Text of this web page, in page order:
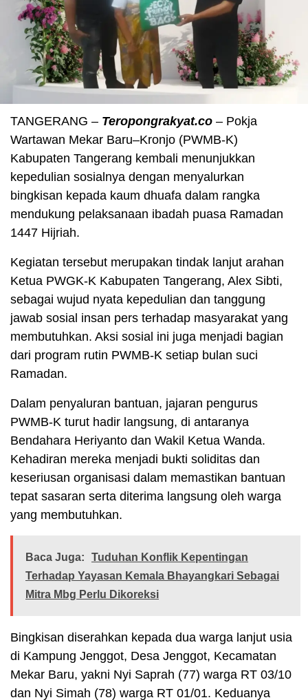
TANGERANG – Teropongrakyat.co – Pokja
Wartawan Mekar Baru–Kronjo (PWMB-K)
Kabupaten Tangerang kembali menunjukkan
kepedulian sosialnya dengan menyalurkan
bingkisan kepada kaum dhuafa dalam rangka
mendukung pelaksanaan ibadah puasa Ramadan
1447 Hijriah.
Kegiatan tersebut merupakan tindak lanjut arahan
Ketua PWGK-K Kabupaten Tangerang, Alex Sibti,
sebagai wujud nyata kepedulian dan tanggung
jawab sosial insan pers terhadap masyarakat yang
membutuhkan. Aksi sosial ini juga menjadi bagian
dari program rutin PWMB-K setiap bulan suci
Ramadan.
Dalam penyaluran bantuan, jajaran pengurus
PWMB-K turut hadir langsung, di antaranya
Bendahara Heriyanto dan Wakil Ketua Wanda.
Kehadiran mereka menjadi bukti soliditas dan
keseriusan organisasi dalam memastikan bantuan
tepat sasaran serta diterima langsung oleh warga
yang membutuhkan.
Baca Juga:
Tuduhan Konflik Kepentingan
Terhadap Yayasan Kemala Bhayangkari Sebagai
Mitra Mbg Perlu Dikoreksi
Bingkisan diserahkan kepada dua warga lanjut usia
di Kampung Jenggot, Desa Jenggot, Kecamatan
Mekar Baru, yakni Nyi Saprah (77) warga RT 03/10
dan Nyi Simah (78) warga RT 01/01. Keduanya